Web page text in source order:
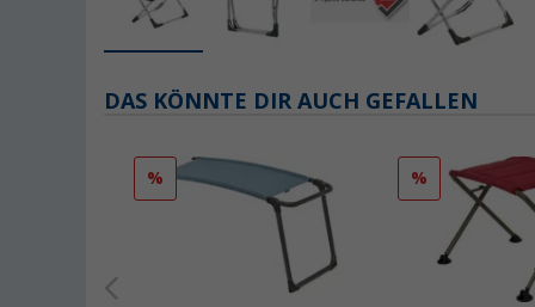
DAS KÖNNTE DIR AUCH GEFALLEN
% %